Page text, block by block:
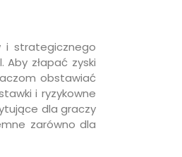
i strategicznego
złapać zyski
obstawiać
i ryzykowne
dla graczy
zarówno dla